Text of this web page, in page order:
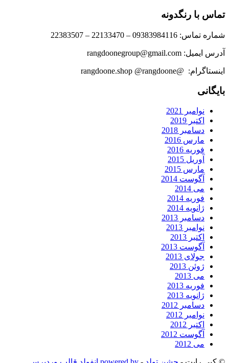
تماس با رنگدونه
شماره تماس: 09383984116 – 22133470 – 22383507
آدرس ایمیل: rangdoonegroup@gmail.com
اینستاگرام: @rangdoone.shop @rangdoone
بایگانی
نوامبر 2021
اکتبر 2019
دسامبر 2018
مارس 2016
فوریه 2016
آوریل 2015
مارس 2015
آگوست 2014
می 2014
فوریه 2014
ژانویه 2014
دسامبر 2013
نوامبر 2013
اکتبر 2013
آگوست 2013
جولای 2013
ژوئن 2013
می 2013
فوریه 2013
ژانویه 2013
دسامبر 2012
نوامبر 2012
اکتبر 2012
آگوست 2012
می 2012